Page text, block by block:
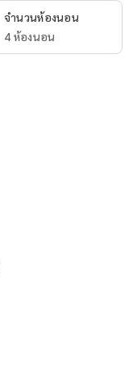
จำนวนห้องนอน
4 ห้องนอน